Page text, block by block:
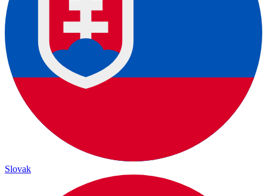
Slovak